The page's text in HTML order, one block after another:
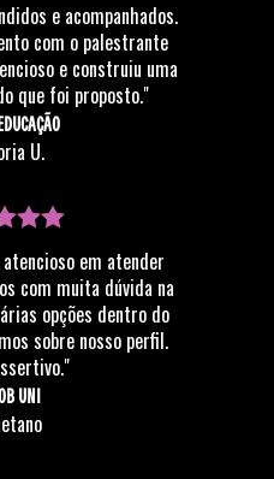
e acompanhados.
com o palestrante
e construiu uma
que foi proposto."
U.
em atender
com muita dúvida na
opções dentro do
sobre nosso perfil.
UNI